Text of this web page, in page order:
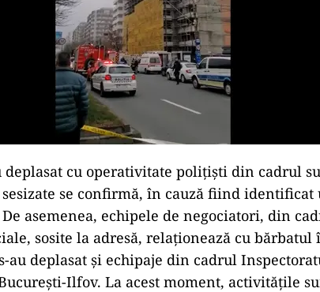
deplasat cu operativitate polițiști din cadrul
sesizate se confirmă, în cauză fiind
asemenea, echipele de negociatori, din
sosite la adresă, relaționează cu bărbatul
au deplasat și echipaje din cadrul
Ilfov. La acest moment, activitățile